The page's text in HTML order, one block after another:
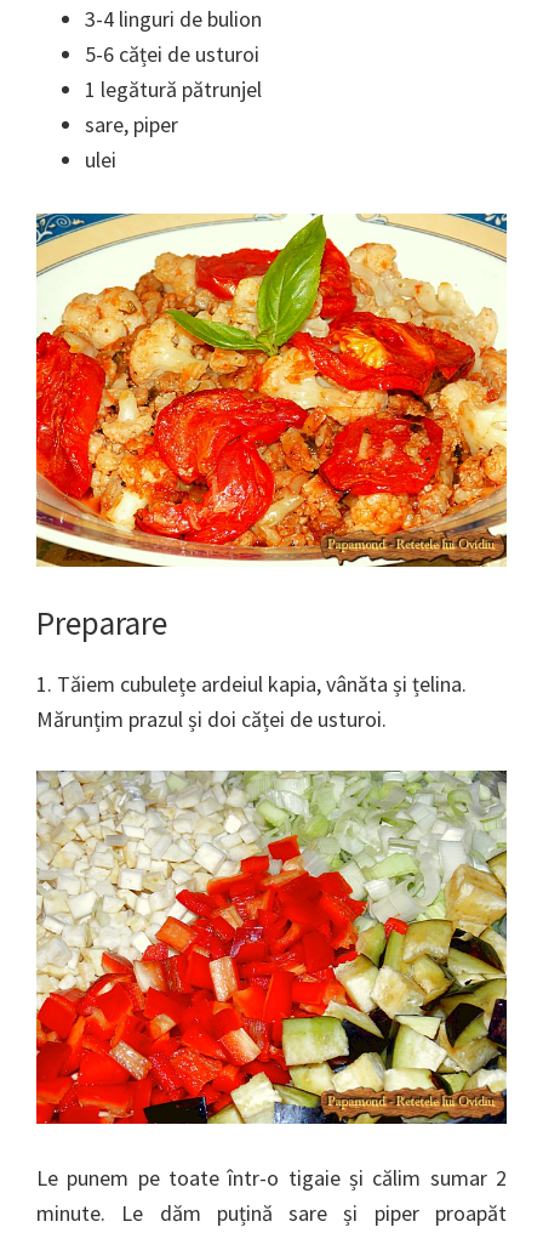
3-4 linguri de bulion
5-6 căței de usturoi
1 legătură pătrunjel
sare, piper
ulei
Preparare
1. Tăiem cubulețe ardeiul kapia, vânăta și țelina.
Mărunțim prazul și doi căței de usturoi.
Le punem pe toate într-o tigaie și călim sumar 2
minute. Le dăm puțină sare și piper proapăt